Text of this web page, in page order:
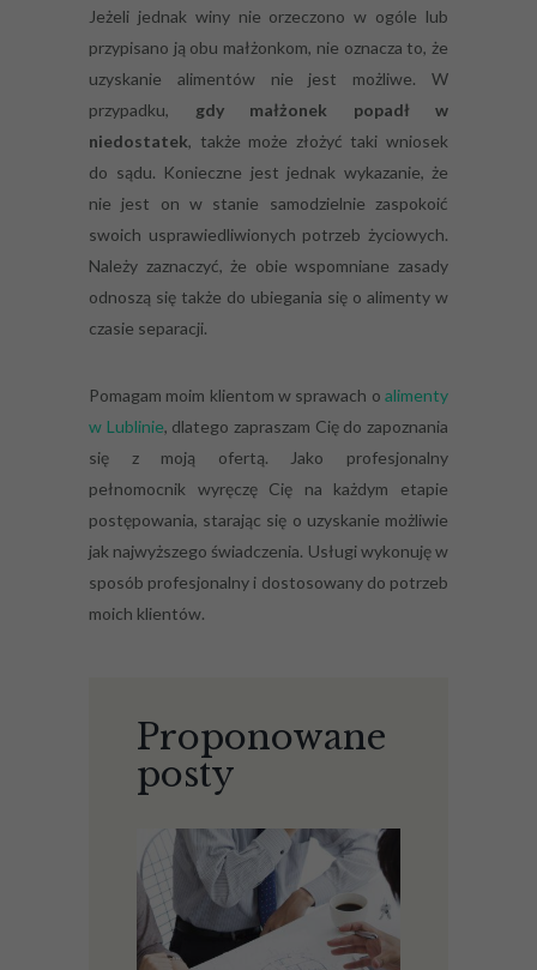
Jeżeli jednak winy nie orzeczono w ogóle lub
przypisano ją obu małżonkom, nie oznacza to, że
uzyskanie alimentów nie jest możliwe. W
przypadku, gdy małżonek popadł w
niedostatek, także może złożyć taki wniosek
do sądu. Konieczne jest jednak wykazanie, że
nie jest on w stanie samodzielnie zaspokoić
swoich usprawiedliwionych potrzeb życiowych.
Należy zaznaczyć, że obie wspomniane zasady
odnoszą się także do ubiegania się o alimenty w
czasie separacji.
Pomagam moim klientom w sprawach o alimenty
w Lublinie, dlatego zapraszam Cię do zapoznania
się z moją ofertą. Jako profesjonalny
pełnomocnik wyręczę Cię na każdym etapie
postępowania, starając się o uzyskanie możliwie
jak najwyższego świadczenia. Usługi wykonuję w
sposób profesjonalny i dostosowany do potrzeb
moich klientów.
Proponowane
posty